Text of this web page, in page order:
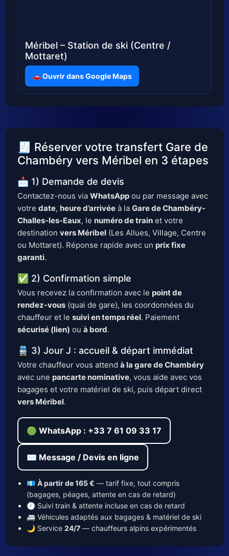
Méribel – Station de ski (Centre /
Mottaret)
🚗 Ouvrir dans Google Maps
🧾 Réserver votre transfert Gare de
Chambéry vers Méribel en 3 étapes
📩 1) Demande de devis
Contactez-nous via WhatsApp ou par message avec
votre date, heure d’arrivée à la Gare de Chambéry-
Challes-les-Eaux, le numéro de train et votre
destination vers Méribel (Les Allues, Village, Centre
ou Mottaret). Réponse rapide avec un prix fixe
garanti.
✅ 2) Confirmation simple
Vous recevez la confirmation avec le point de
rendez-vous (quai de gare), les coordonnées du
chauffeur et le suivi en temps réel. Paiement
sécurisé (lien) ou à bord.
🚆 3) Jour J : accueil & départ immédiat
Votre chauffeur vous attend à la gare de Chambéry
avec une pancarte nominative, vous aide avec vos
bagages et votre matériel de ski, puis départ direct
vers Méribel.
🟢 WhatsApp : +33 7 61 09 33 17
✉️ Message / Devis en ligne
💶 À partir de 165 € — tarif fixe, tout compris
(bagages, péages, attente en cas de retard)
🕘 Suivi train & attente incluse en cas de retard
🚐 Véhicules adaptés aux bagages & matériel de ski
🌙 Service 24/7 — chauffeurs alpins expérimentés